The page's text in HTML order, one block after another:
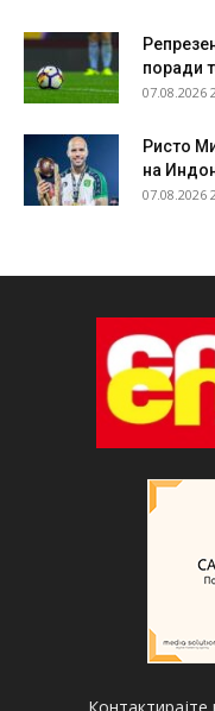
поради
07.08.2026
Ристо
на
07.08.2026